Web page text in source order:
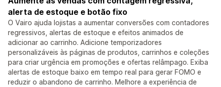
alerta de estoque e botão fixo
O Vairo ajuda lojistas a aumentar conversões com contadores
regressivos, alertas de estoque e efeitos animados de
adicionar ao carrinho. Adicione temporizadores
personalizáveis às páginas de produtos, carrinhos e coleções
para criar urgência em promoções e ofertas relâmpago. Exiba
alertas de estoque baixo em tempo real para gerar FOMO e
reduzir o abandono de carrinho. Melhore a experiência de